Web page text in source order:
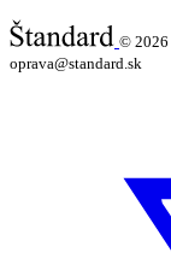
© 2026
oprava@standard.sk